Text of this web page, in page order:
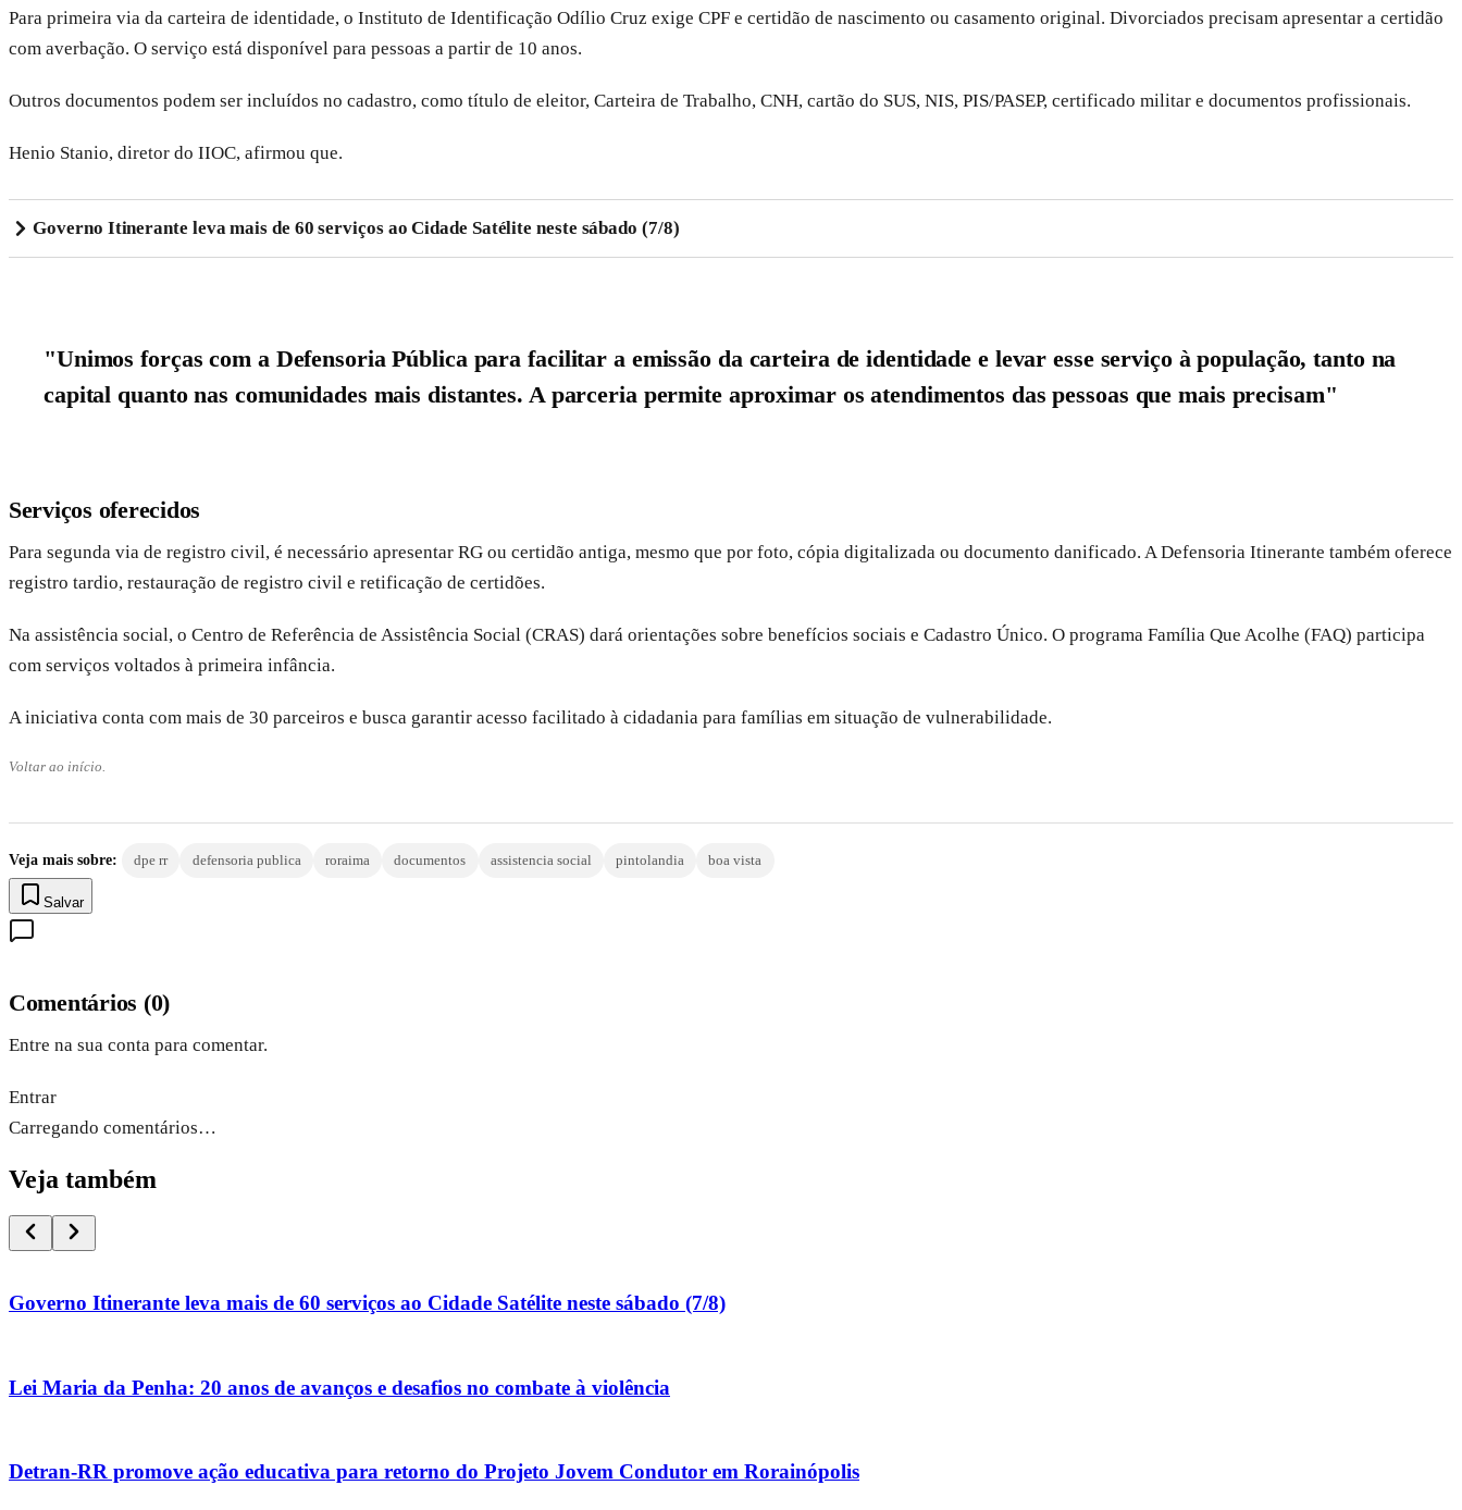
Para primeira via da carteira de identidade, o Instituto de Identificação Odílio Cruz exige CPF e certidão de nascimento ou casamento original. Divorciados precisam apresentar a certidão
com averbação. O serviço está disponível para pessoas a partir de 10 anos.
Outros documentos podem ser incluídos no cadastro, como título de eleitor, Carteira de Trabalho, CNH, cartão do SUS, NIS, PIS/PASEP, certificado militar e documentos profissionais.
Henio Stanio, diretor do IIOC, afirmou que.
Governo Itinerante leva mais de 60 serviços ao Cidade Satélite neste sábado (7/8)
"Unimos forças com a Defensoria Pública para facilitar a emissão da carteira de identidade e levar esse serviço à população, tanto na
capital quanto nas comunidades mais distantes. A parceria permite aproximar os atendimentos das pessoas que mais precisam"
Serviços oferecidos
Para segunda via de registro civil, é necessário apresentar RG ou certidão antiga, mesmo que por foto, cópia digitalizada ou documento danificado. A Defensoria Itinerante também oferece
registro tardio, restauração de registro civil e retificação de certidões.
Na assistência social, o Centro de Referência de Assistência Social (CRAS) dará orientações sobre benefícios sociais e Cadastro Único. O programa Família Que Acolhe (FAQ) participa
com serviços voltados à primeira infância.
A iniciativa conta com mais de 30 parceiros e busca garantir acesso facilitado à cidadania para famílias em situação de vulnerabilidade.
Voltar ao início.
Veja mais sobre: dpe rr defensoria publica roraima documentos assistencia social pintolandia boa vista
Salvar
Comentários (0)
Entre na sua conta para comentar.
Entrar
Carregando comentários…
Veja também
Governo Itinerante leva mais de 60 serviços ao Cidade Satélite neste sábado (7/8)
Lei Maria da Penha: 20 anos de avanços e desafios no combate à violência
Detran-RR promove ação educativa para retorno do Projeto Jovem Condutor em Rorainópolis